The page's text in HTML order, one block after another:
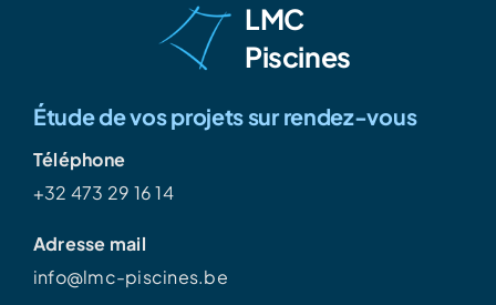
LMC
Piscines
Étude de vos projets sur rendez-vous
Téléphone
+32 473 29 16 14
Adresse mail
info@lmc-piscines.be